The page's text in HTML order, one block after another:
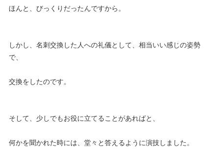
ほんと、びっくりだったんですから。
しかし、名刺交換した人への礼儀として、相当いい感じの姿勢
で、
交換をしたのです。
そして、少しでもお役に立てることがあればと、
何かを聞かれた時には、堂々と答えるように演技しました。